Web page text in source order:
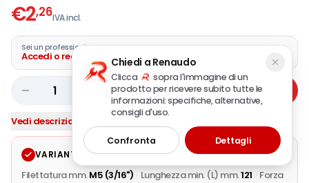
€2,26IVA incl.
Sei un professionista?
Accedi o registra la tua azienda
1 Aggiungi
Vedi descrizione completa
VARIANTE SELEZIONATA Modifica
Filettatura mm.M5 (3/16") · Lunghezza min. (L) mm.121 · Forza
Chiedi a Renaudo
Clicca
sopra l'immagine di un
prodotto per ricevere subito tutte le
informazioni: specifiche, alternative,
consigli d'uso.
Confronta Dettagli